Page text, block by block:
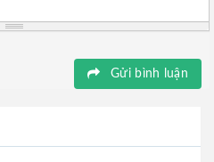
Gửi bình luận